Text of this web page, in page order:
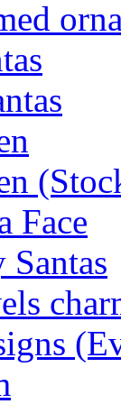
Face
Santas